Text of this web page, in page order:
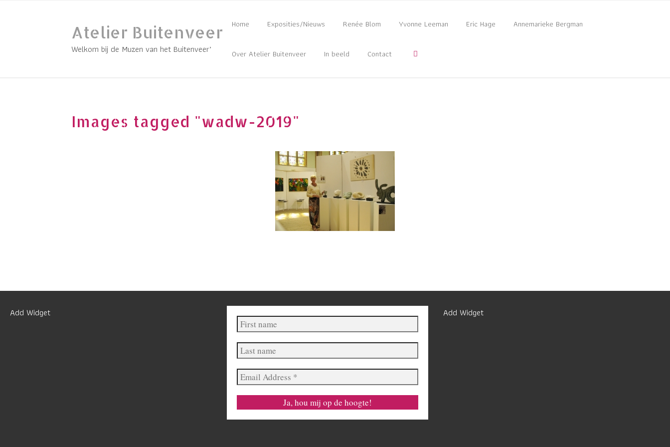
Atelier Buitenveer
Welkom bij de Muzen van het Buitenveer’
Home Exposities/Nieuws Renée Blom Yvonne Leeman Eric Hage Annemarieke Bergman
Over Atelier Buitenveer In beeld Contact
Images tagged "wadw-2019"
Add Widget
First
name
Last
name
Email
Address
*
Add Widget